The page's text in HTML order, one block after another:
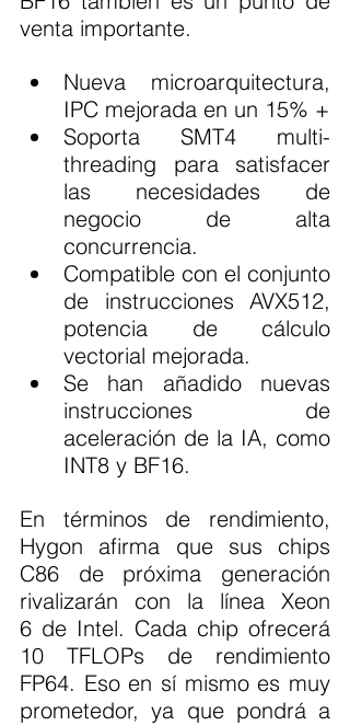
venta importante.
Nueva microarquitectura,
IPC mejorada en un 15% +
Soporta SMT4 multi-
threading para satisfacer
las necesidades de
negocio de alta
concurrencia.
Compatible con el conjunto
de instrucciones AVX512,
potencia de cálculo
vectorial mejorada.
Se han añadido nuevas
instrucciones de
aceleración de la IA, como
INT8 y BF16.
En términos de rendimiento,
Hygon afirma que sus chips
C86 de próxima generación
rivalizarán con la línea Xeon
6 de Intel. Cada chip ofrecerá
10 TFLOPs de rendimiento
FP64. Eso en sí mismo es muy
prometedor, ya que pondrá a